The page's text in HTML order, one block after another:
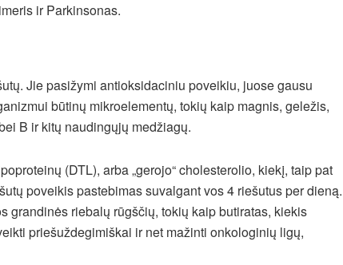
ir Parkinsonas.
Jie pasižymi antioksidaciniu poveikiu, juose gausu
būtinų mikroelementų, tokių kaip magnis, geležis,
B ir kitų naudingųjų medžiagų.
(DTL), arba „gerojo“ cholesterolio, kiekį, taip pat
poveikis pastebimas suvalgant vos 4 riešutus per dieną.
grandinės riebalų rūgščių, tokių kaip butiratas, kiekis
priešuždegimiškai ir net mažinti onkologinių ligų,